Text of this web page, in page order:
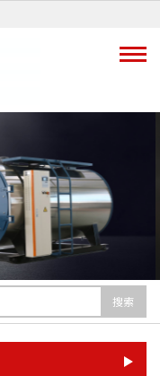
搜索